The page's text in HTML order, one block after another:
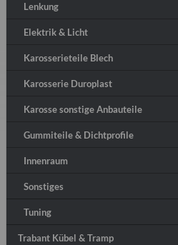
Lenkung
Elektrik & Licht
Karosserieteile Blech
Karosserie Duroplast
Karosse sonstige Anbauteile
Gummiteile & Dichtprofile
Innenraum
Sonstiges
Tuning
Trabant Kübel & Tramp